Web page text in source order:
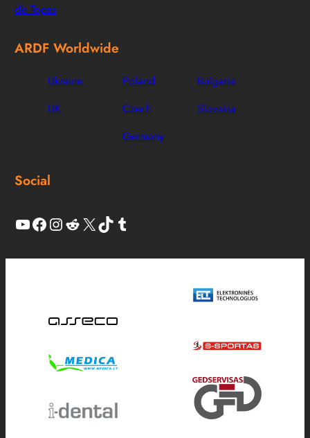
db Topas
ARDF Worldwide
Ukraine Poland
Bulgaria
UK
Czech
Slovakia
Germany
Social
YouTube Facebook Instagram Reddit X TikTok Tumblr